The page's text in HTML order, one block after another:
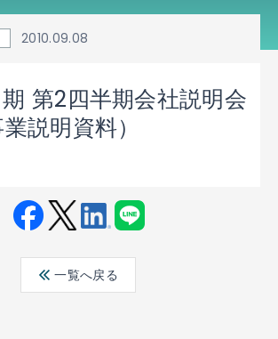
2010.09.08
期 第2四半期会社説明会
説明資料）
ebo ter
edin
一覧へ戻る